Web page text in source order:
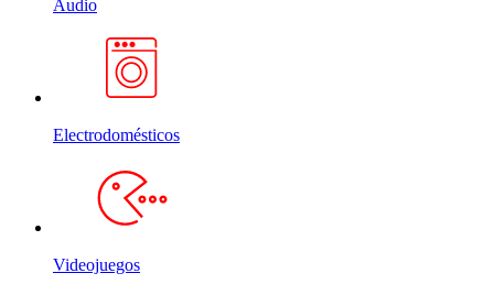
Audio
Electrodomésticos
Videojuegos